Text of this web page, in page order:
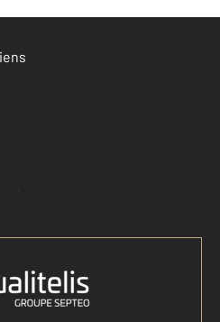
à mon compte